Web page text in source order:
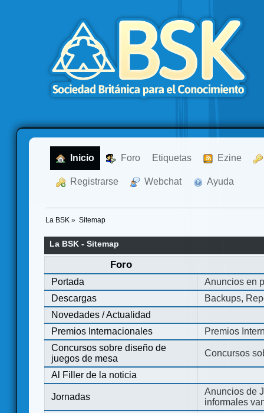
Inicio Foro Etiquetas Ezine
Registrarse Webchat Ayuda
La BSK » Sitemap
La BSK - Sitemap
Foro
Portada
Anuncios en
Descargas
Backups,
Novedades / Actualidad
Premios Internacionales
Premios
Concursos sobre diseño de
juegos de mesa
Concursos
Al Filler de la noticia
Jornadas
Anuncios de
informales